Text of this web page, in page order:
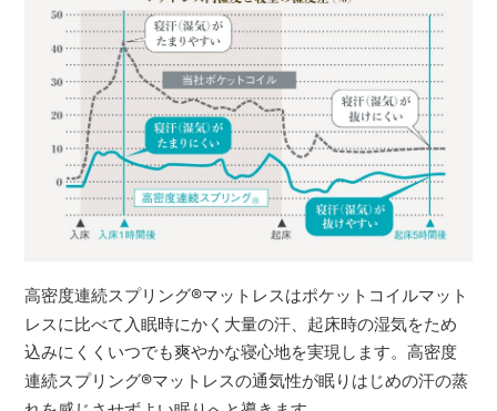
高密度連続スプリング®マットレスはポケットコイルマット
レスに比べて入眠時にかく大量の汗、起床時の湿気をため
込みにくくいつでも爽やかな寝心地を実現します。高密度
連続スプリング®マットレスの通気性が眠りはじめの汗の蒸